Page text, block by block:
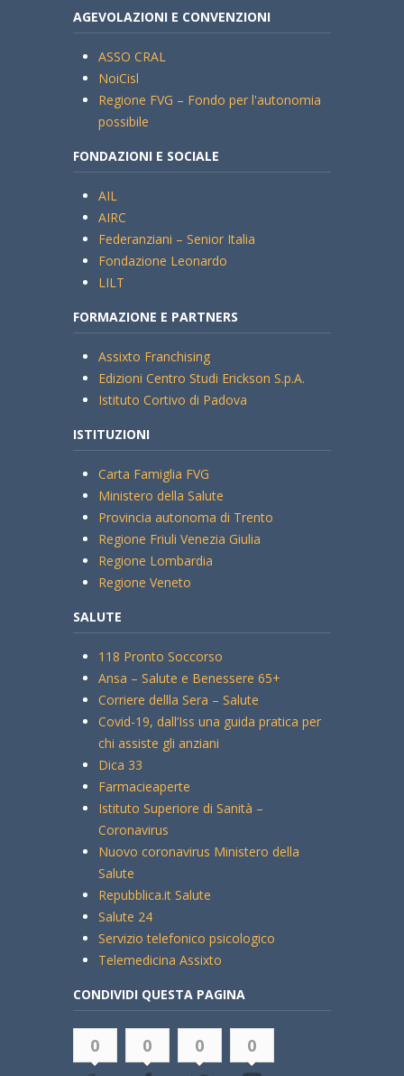
AGEVOLAZIONI E CONVENZIONI
ASSO CRAL
NoiCisl
Regione FVG – Fondo per l'autonomia
possibile
FONDAZIONI E SOCIALE
AIL
AIRC
Federanziani – Senior Italia
Fondazione Leonardo
LILT
FORMAZIONE E PARTNERS
Assixto Franchising
Edizioni Centro Studi Erickson S.p.A.
Istituto Cortivo di Padova
ISTITUZIONI
Carta Famiglia FVG
Ministero della Salute
Provincia autonoma di Trento
Regione Friuli Venezia Giulia
Regione Lombardia
Regione Veneto
SALUTE
118 Pronto Soccorso
Ansa – Salute e Benessere 65+
Corriere dellla Sera – Salute
Covid-19, dall’Iss una guida pratica per
chi assiste gli anziani
Dica 33
Farmacieaperte
Istituto Superiore di Sanità –
Coronavirus
Nuovo coronavirus Ministero della
Salute
Repubblica.it Salute
Salute 24
Servizio telefonico psicologico
Telemedicina Assixto
CONDIVIDI QUESTA PAGINA
0 0 0 0